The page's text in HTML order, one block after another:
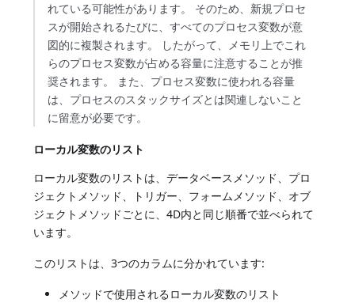
れている可能性があります。 そのため、新規プロセ
スが開始されるたびに、すべてのプロセス変数が意
図的に複製されます。 したがって、メモリ上でこれ
らのプロセス変数が占める容量に注意することが推
奨されます。 また、プロセス変数に使われる容量
は、プロセスのスタックサイズとは関連しないこと
に留意が必要です。
ローカル変数のリスト
ローカル変数のリストは、データベースメソッド、プロ
ジェクトメソッド、トリガー、フォームメソッド、オブ
ジェクトメソッドごとに、4D内と同じ順番で並べられて
います。
このリストは、3つのカラムに分かれています:
メソッドで使用されるローカル変数のリスト